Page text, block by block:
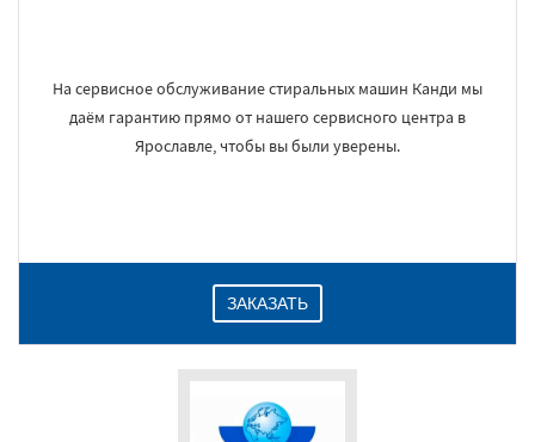
На сервисное обслуживание стиральных машин Канди мы
даём гарантию прямо от нашего сервисного центра в
Ярославле, чтобы вы были уверены.
ЗАКАЗАТЬ